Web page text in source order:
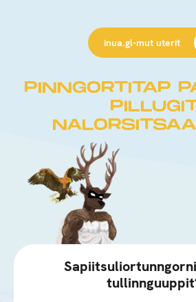
inua.gl-mut uterit
PINNGORTITAP